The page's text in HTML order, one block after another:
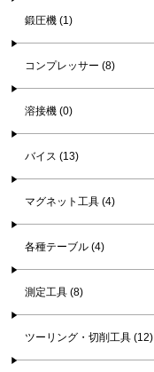
鍛圧機 (1)
コンプレッサー (8)
溶接機 (0)
バイス (13)
マグネット工具 (4)
各種テーブル (4)
測定工具 (8)
ツーリング・切削工具 (12)